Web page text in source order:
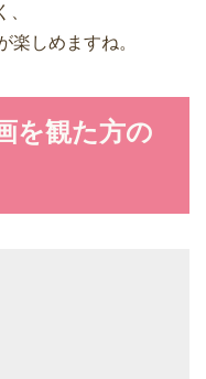
楽しめますね。
を観た方の